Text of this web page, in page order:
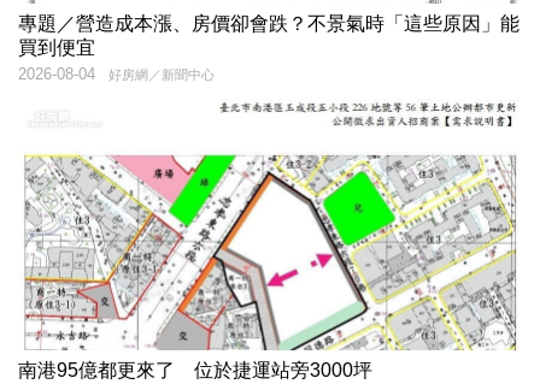
專題／營造成本漲、房價卻會跌？不景氣時「這些原因」能
買到便宜
好房網／新聞中心
2026-08-04
南港95億都更來了 位於捷運站旁3000坪